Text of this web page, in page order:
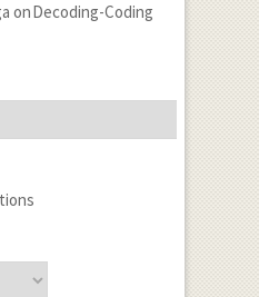
onDecoding-Coding